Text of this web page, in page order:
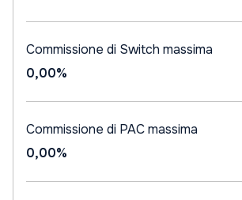
Commissione di Switch massima
0,00%
Commissione di PAC massima
0,00%